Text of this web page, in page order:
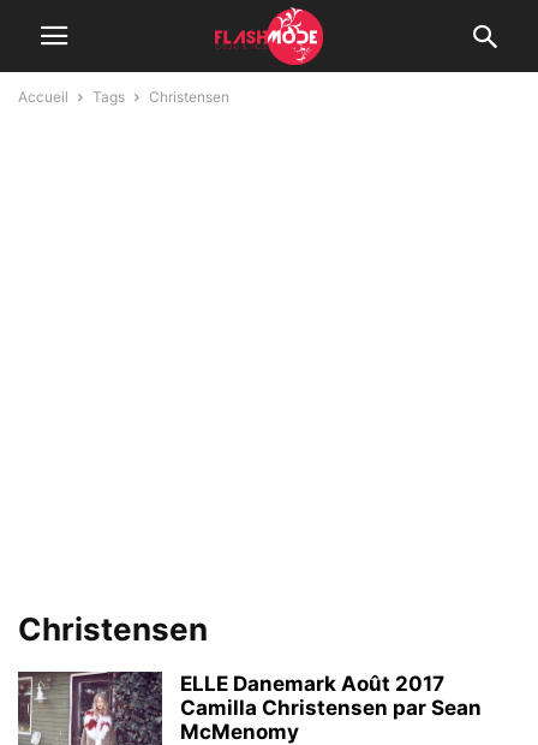
Accueil Tags Christensen
Christensen
ELLE Danemark Août 2017
Camilla Christensen par Sean
McMenomy